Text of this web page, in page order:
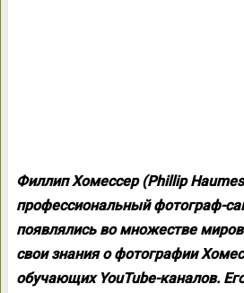
Филлип Хомессер (Phillip
профессиональный фотограф-
появлялись во множестве
свои знания о фотографии
обучающих YouTube-каналов.